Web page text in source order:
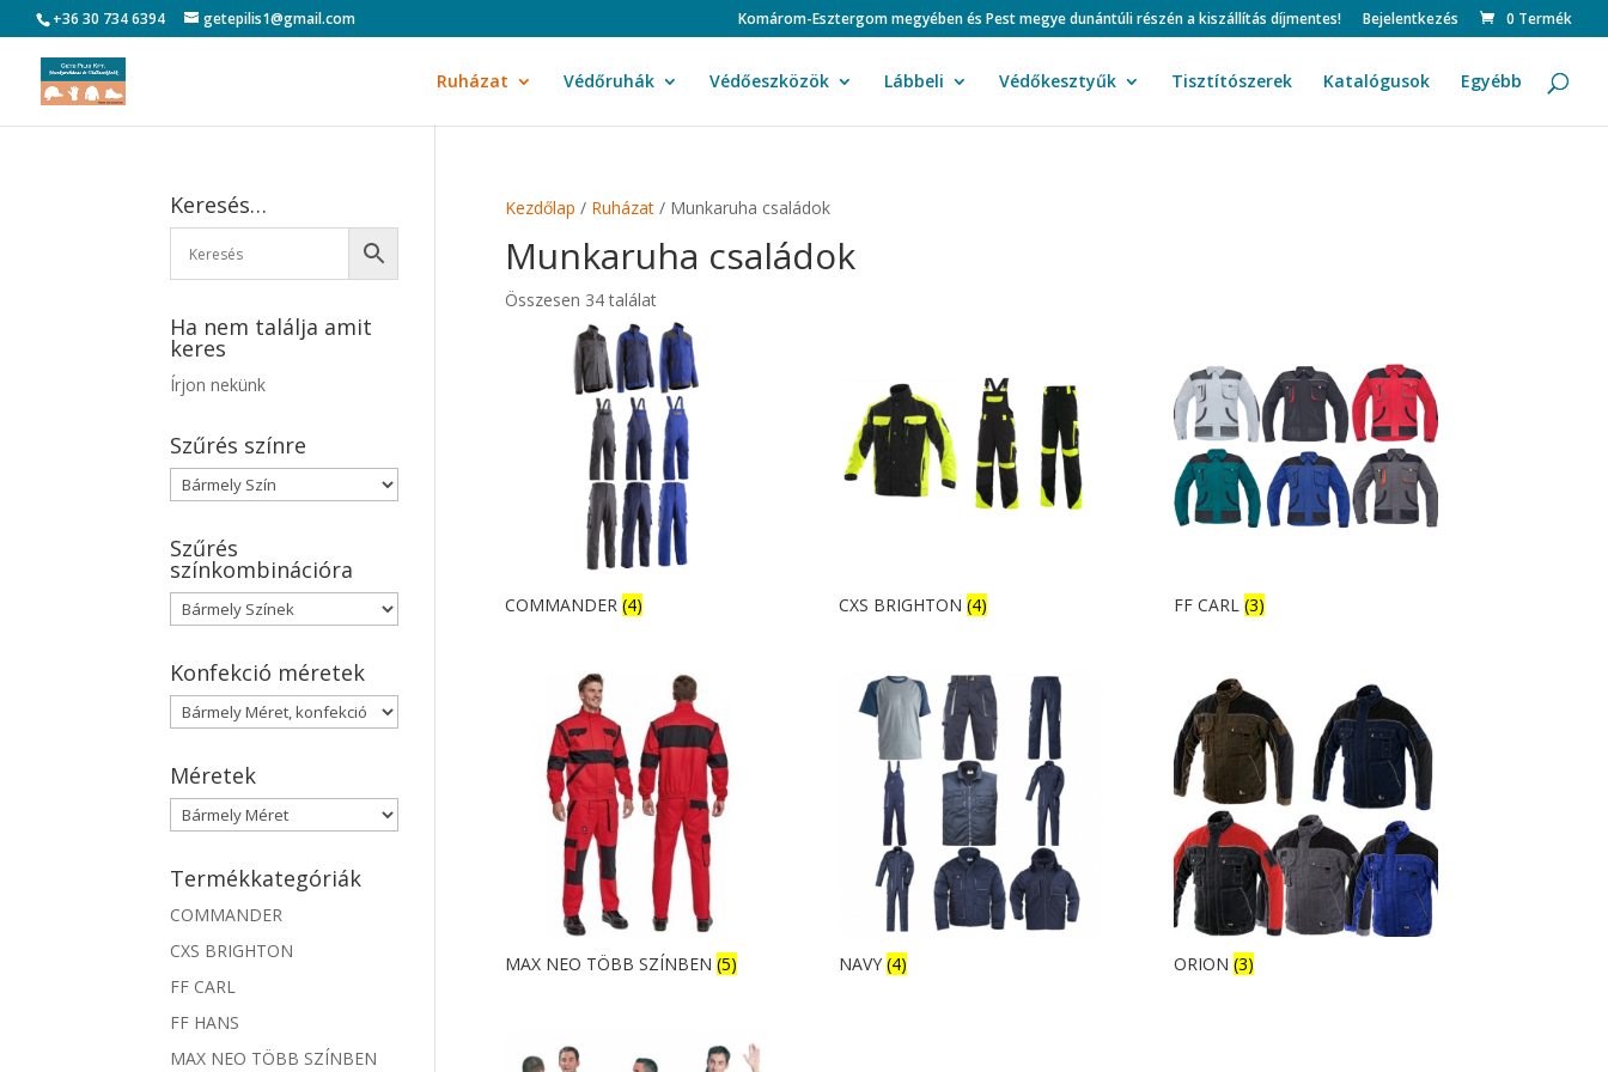
+36 30 734 6394 getepilis1@gmail.com Komárom-Esztergom megyében és Pest megye dunántúli részén a kiszállítás díjmentes! Bejelentkezés 0 Termék
Ruházat Védőruhák Védőeszközök Lábbeli Védőkesztyűk Tisztítószerek Katalógusok Egyébb
Kezdőlap / Ruházat/ Munkaruha családok
Munkaruha családok
Összesen 34 találat
COMMANDER (4) CXS BRIGHTON(4) FF CARL (3)
MAX NEO TÖBB SZÍNBEN (5) NAVY(4) ORION (3)
Keresés…
Ha nem találja amit
keres
Írjon nekünk
Szűrés színre
Szűrés
színkombinációra
Konfekció méretek
Méretek
Termékkategóriák
COMMANDER
CXS BRIGHTON
FF CARL
FF HANS
MAX NEO TÖBB SZÍNBEN